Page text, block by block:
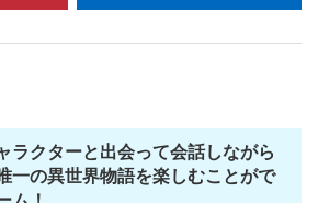
ラクターと出会って会話しながら
一の異世界物語を楽しむことがで